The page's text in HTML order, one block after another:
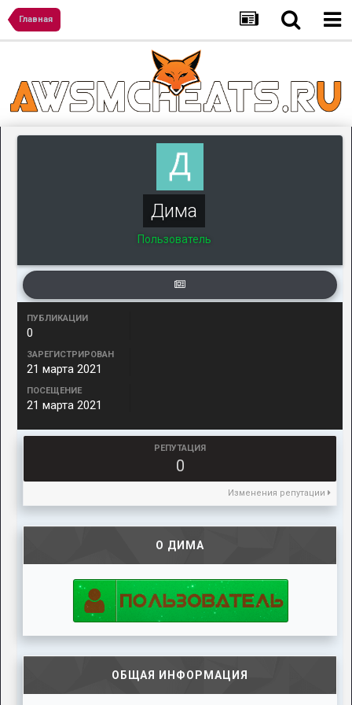
Главная
Дима
Пользователь
ПУБЛИКАЦИИ
0
ЗАРЕГИСТРИРОВАН
21 марта 2021
ПОСЕЩЕНИЕ
21 марта 2021
РЕПУТАЦИЯ
0
Изменения репутации
О ДИМА
ОБЩАЯ ИНФОРМАЦИЯ